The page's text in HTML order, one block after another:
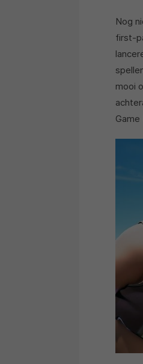
Nog
first-
mooi
Game